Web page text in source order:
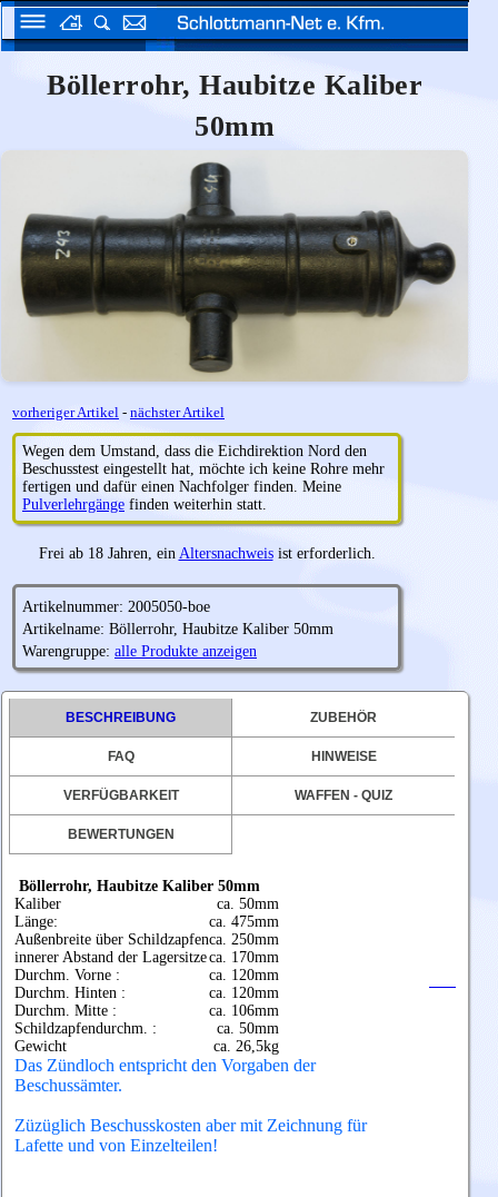
Böllerrohr, Haubitze Kaliber
50mm
vorheriger Artikel - nächster Artikel
Wegen dem Umstand, dass die Eichdirektion Nord den
Beschusstest eingestellt hat, möchte ich keine Rohre mehr
fertigen und dafür einen Nachfolger finden. Meine
Pulverlehrgänge finden weiterhin statt.
Frei ab 18 Jahren, ein Altersnachweisist erforderlich.
Artikelnummer: 2005050-boe
Artikelname: Böllerrohr, Haubitze Kaliber 50mm
Warengruppe: alle Produkte anzeigen
BESCHREIBUNG ZUBEHÖR
FAQ HINWEISE
VERFÜGBARKEIT WAFFEN - QUIZ
BEWERTUNGEN
Böllerrohr, Haubitze Kaliber 50mm
Kaliber
ca. 50mm
Länge:
ca. 475mm
Außenbreite über Schildzapfenca. 250mm
innerer Abstand der Lagersitzeca. 170mm
Durchm. Vorne :
ca. 120mm
Durchm. Hinten :
ca. 120mm
Durchm. Mitte :
ca. 106mm
Schildzapfendurchm. :
ca. 50mm
Gewicht
ca. 26,5kg
Das Zündloch entspricht den Vorgaben der
Beschussämter.
Züzüglich Beschusskosten aber mit Zeichnung für
Lafette und von Einzelteilen!